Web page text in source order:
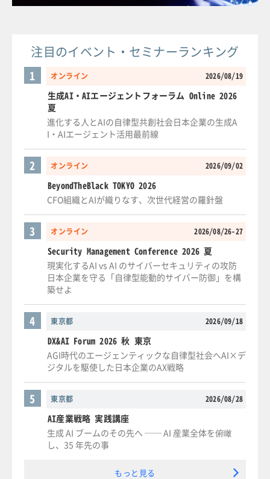
注目のイベント・セミナーランキング
オンライン 2026/08/19
1
生成AI・AIエージェントフォーラム Online 2026
夏
進化する人とAIの自律型共創社会日本企業の生成A
I・AIエージェント活用最前線
オンライン 2026/09/02
2
BeyondTheBlack TOKYO 2026
CFO組織とAIが織りなす、次世代経営の羅針盤
オンライン 2026/08/26-27
3
Security Management Conference 2026 夏
現実化するAI vs AI のサイバーセキュリティの攻防
日本企業を守る「自律型能動的サイバー防御」を構
築せよ
東京都 2026/09/18
4
DX&AI Forum 2026 秋 東京
AGI時代のエージェンティックな自律型社会へAI×デ
ジタルを駆使した日本企業のAX戦略
東京都 2026/08/28
5
AI産業戦略 実践講座
生成 AI ブームのその先へ ── AI 産業全体を俯瞰
し、35 年先の事
もっと見る